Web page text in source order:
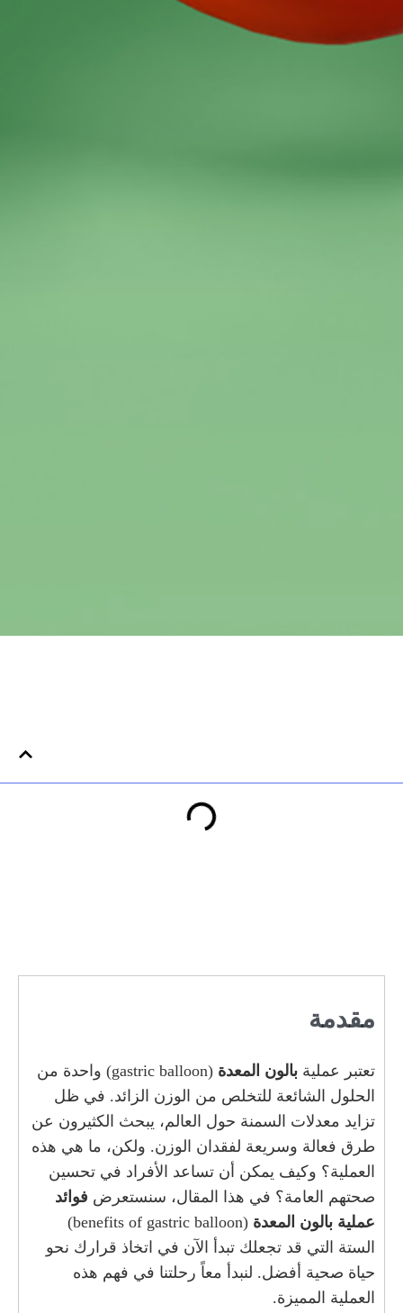
مقدمة
تعتبر عملية بالون المعدة
(gastric balloon) واحدة من
الحلول الشائعة للتخلص من الوزن الزائد. في ظل
تزايد معدلات السمنة حول العالم، يبحث الكثيرون عن
طرق فعالة وسريعة لفقدان الوزن. ولكن، ما هي هذه
العملية؟ وكيف يمكن أن تساعد الأفراد في تحسين
صحتهم العامة؟ في هذا المقال، سنستعرض فوائد
عملية بالون المعدة
(benefits of gastric balloon)
الستة التي قد تجعلك تبدأ الآن في اتخاذ قرارك نحو
حياة صحية أفضل. لنبدأ معاً رحلتنا في فهم هذه
العملية المميزة.